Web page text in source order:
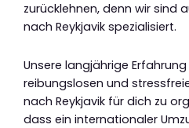
zurücklehnen, denn wir sind
nach Reykjavik spezialisiert.
Unsere langjährige
reibungslosen und
nach Reykjavik für dich zu
dass ein internationaler